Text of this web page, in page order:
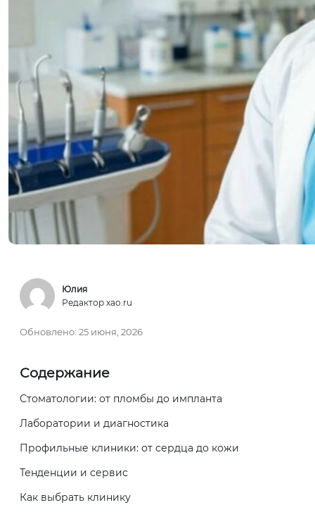
Юлия
Редактор xao.ru
Обновлено: 25 июня, 2026
Содержание
Стоматологии: от пломбы до импланта
Лаборатории и диагностика
Профильные клиники: от сердца до кожи
Тенденции и сервис
Как выбрать клинику